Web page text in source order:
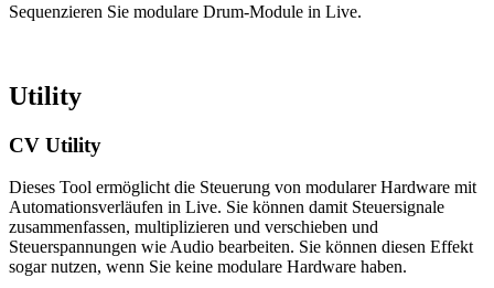
Sequenzieren Sie modulare Drum-Module in Live.
Utility
CV Utility
Dieses Tool ermöglicht die Steuerung von modularer Hardware mit
Automationsverläufen in Live. Sie können damit Steuersignale
zusammenfassen, multiplizieren und verschieben und
Steuerspannungen wie Audio bearbeiten. Sie können diesen Effekt
sogar nutzen, wenn Sie keine modulare Hardware haben.